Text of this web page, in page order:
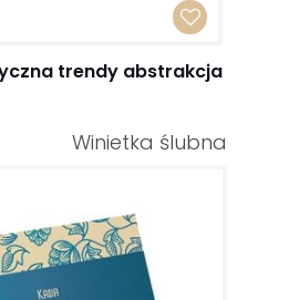
trendy abstrakcja
Winietka ślubna